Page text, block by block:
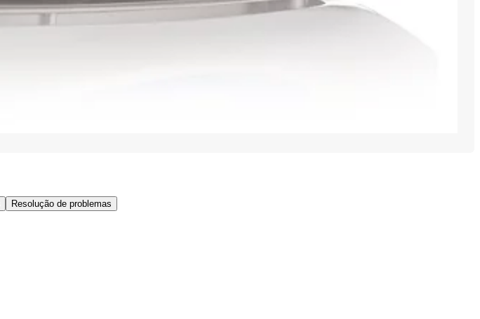
Resolução de problemas